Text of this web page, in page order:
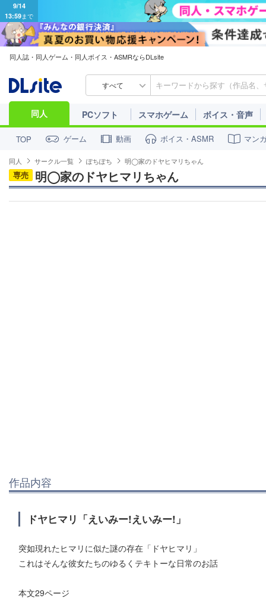
同人誌・同人ゲーム・同人ボイス・ASMRならDLsite
すべて
同人 PCソフト スマホゲーム ボイス・音声
TOP ゲーム 動画 ボイス・ASMR マン
同人 サークル一覧 ぽちぽち 明◯家のドヤヒマリちゃん
専売 明◯家のドヤヒマリちゃん
作品内容
ドヤヒマリ「えいみー!えいみー!」
突如現れたヒマリに似た謎の存在「ドヤヒマリ」
これはそんな彼女たちのゆるくテキトーな日常のお話
本文29ページ